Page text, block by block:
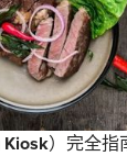
）完全指